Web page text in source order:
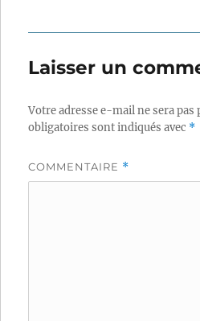
Laisser un
Votre adresse e-mail ne sera pas
obligatoires sont indiqués avec *
COMMENTAIRE *